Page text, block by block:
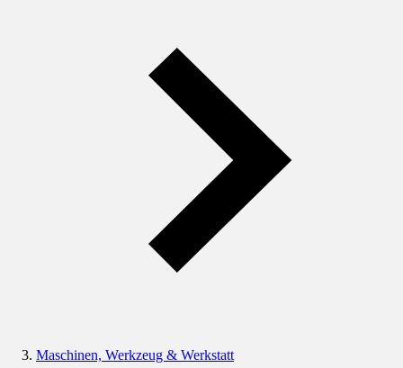
Maschinen, Werkzeug & Werkstatt